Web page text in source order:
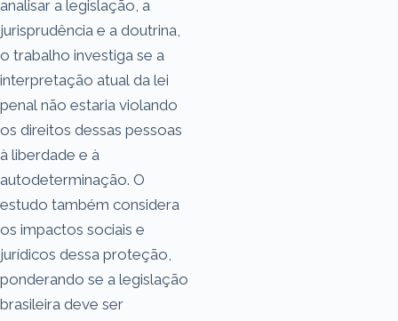
analisar a legislação, a
jurisprudência e a doutrina,
o trabalho investiga se a
interpretação atual da lei
penal não estaria violando
os direitos dessas pessoas
à liberdade e à
autodeterminação. O
estudo também considera
os impactos sociais e
jurídicos dessa proteção,
ponderando se a legislação
brasileira deve ser